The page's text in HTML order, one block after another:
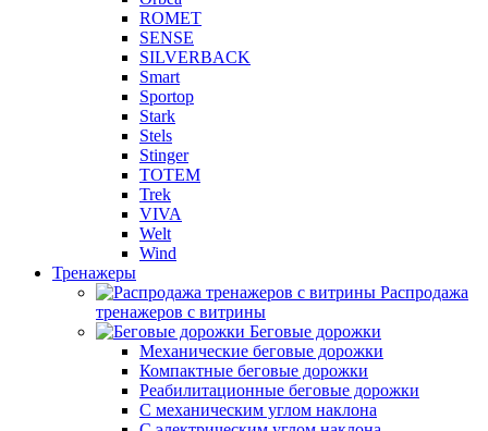
ROMET
SENSE
SILVERBACK
Smart
Sportop
Stark
Stels
Stinger
TOTEM
Trek
VIVA
Welt
Wind
Тренажеры
Распродажа
тренажеров с витрины
Беговые дорожки
Механические беговые дорожки
Компактные беговые дорожки
Реабилитационные беговые дорожки
С механическим углом наклона